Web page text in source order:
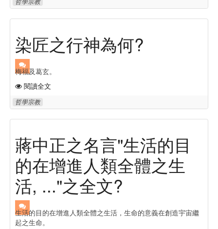
染匠之行神為何?
梅福及葛玄。
閱讀全文
哲學宗教
蔣中正之名言"生活的目
的在增進人類全體之生
活, ..."之全文?
生活的目的在增進人類全體之生活，生命的意義在創造宇宙繼
起之生命。